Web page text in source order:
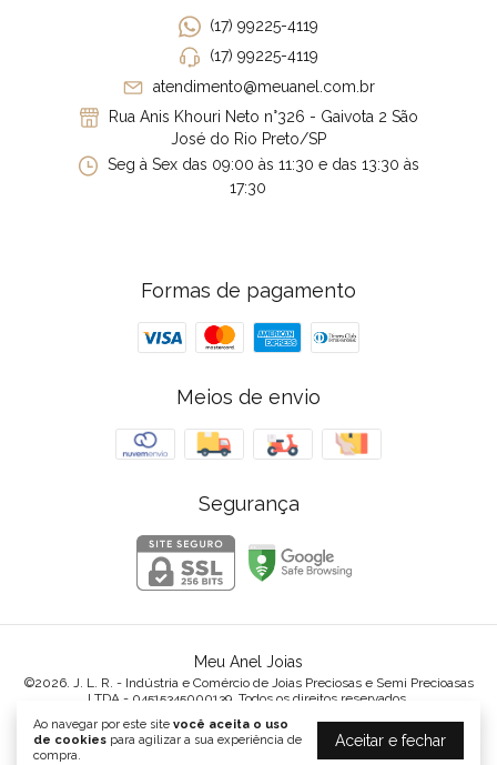
Ao navegar por este site você aceita o uso
de cookies para agilizar a sua experiência de
compra.
Aceitar e fechar
(17) 99225-4119
(17) 99225-4119
atendimento@meuanel.com.br
Rua Anis Khouri Neto n°326 - Gaivota 2 São
José do Rio Preto/SP
Seg à Sex das 09:00 às 11:30 e das 13:30 às
17:30
Formas de pagamento
Meios de envio
Segurança
Meu Anel Joias
©2026. J. L. R. - Indústria e Comércio de Joias Preciosas e Semi Precioasas
LTDA - 04515345000139. Todos os direitos reservados.